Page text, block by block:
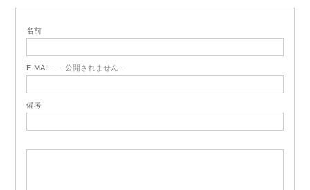
名前
E-MAIL - 公開されません -
備考